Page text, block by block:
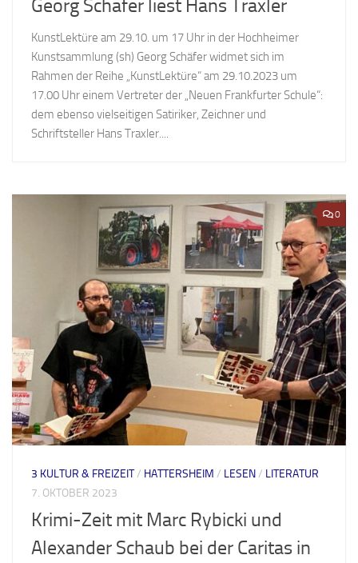
Georg Schäfer liest Hans Traxler
KunstLektüre am 29.10. um 17 Uhr in der Hochheimer
Kunstsammlung (sh) Georg Schäfer widmet sich im
Rahmen der Reihe „KunstLektüre“ am 29.10.2023 um
17.00 Uhr einem Vertreter der „Neuen Frankfurter Schule“:
dem ebenso vielseitigen Satiriker, Zeichner und
Schriftsteller Hans Traxler....
0
3 KULTUR & FREIZEIT/ HATTERSHEIM / LESEN/ LITERATUR
7. OKTOBER 2023
Krimi-Zeit mit Marc Rybicki und
Alexander Schaub bei der Caritas in